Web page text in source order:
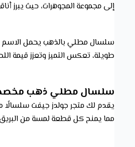
إلى مجموعة المجوهرات، حيث يبرز
سلسال مطلي بالذهب يحمل الاسم
طويلة، تعكس التميز وتعزز قيمة
سلسال مطلي ذهب مخصص
يقدم لك متجر جولدز جيفت
مما يمنح كل قطعة لمسة من